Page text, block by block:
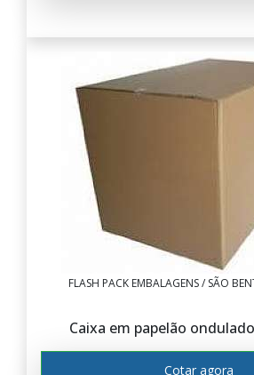
FLASH PACK EMBALAGENS / SÃO
Caixa em papelão
Cotar agora